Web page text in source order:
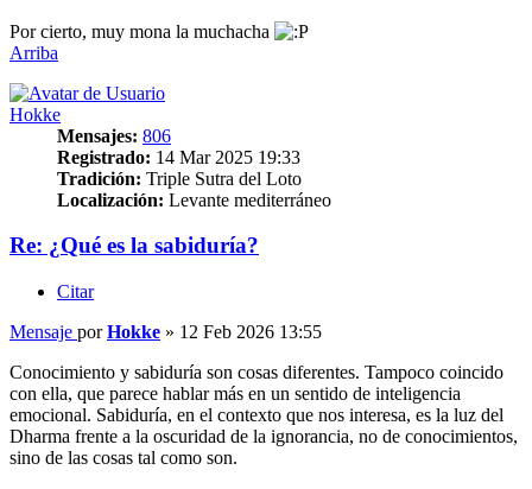
Por cierto, muy mona la muchacha
Arriba
Hokke
Mensajes: 806
Registrado: 14 Mar 2025 19:33
Tradición: Triple Sutra del Loto
Localización: Levante mediterráneo
Re: ¿Qué es la sabiduría?
Citar
Mensaje porHokke » 12 Feb 2026 13:55
Conocimiento y sabiduría son cosas diferentes. Tampoco coincido
con ella, que parece hablar más en un sentido de inteligencia
emocional. Sabiduría, en el contexto que nos interesa, es la luz del
Dharma frente a la oscuridad de la ignorancia, no de conocimientos,
sino de las cosas tal como son.